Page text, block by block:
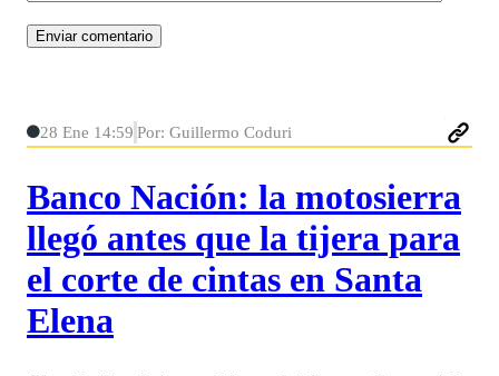
28 Ene 14:59 Por: Guillermo Coduri
Banco Nación: la motosierra
llegó antes que la tijera para
el corte de cintas en Santa
Elena